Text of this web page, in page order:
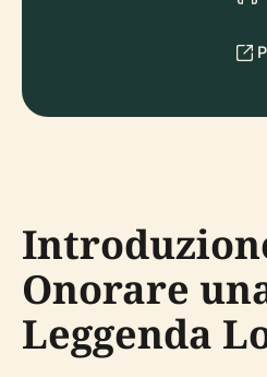
Onorare
Leggenda